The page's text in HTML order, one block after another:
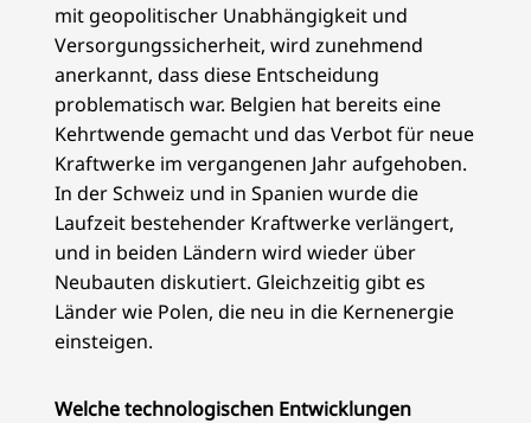
mit geopolitischer Unabhängigkeit und
Versorgungssicherheit, wird zunehmend
anerkannt, dass diese Entscheidung
problematisch war. Belgien hat bereits eine
Kehrtwende gemacht und das Verbot für neue
Kraftwerke im vergangenen Jahr aufgehoben.
In der Schweiz und in Spanien wurde die
Laufzeit bestehender Kraftwerke verlängert,
und in beiden Ländern wird wieder über
Neubauten diskutiert. Gleichzeitig gibt es
Länder wie Polen, die neu in die Kernenergie
einsteigen.
Welche technologischen Entwicklungen